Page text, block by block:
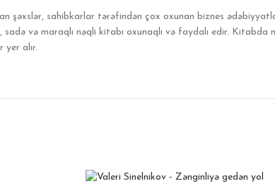
şəxslər, sahibkarlar tərəfindən çox oxunan biznes
və maraqlı nəqli kitabı oxunaqlı və faydalı edir. Kitabda
yer alır.